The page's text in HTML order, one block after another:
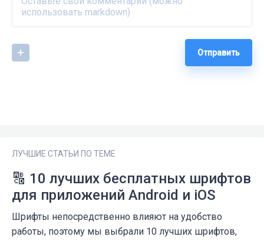
Отправить
ЛУЧШИЕ СТАТЬИ ПО ТЕМЕ
🔠 10 лучших бесплатных шрифтов
для приложений Android и iOS
Шрифты непосредственно влияют на удобство
работы, поэтому мы выбрали 10 лучших шрифтов,